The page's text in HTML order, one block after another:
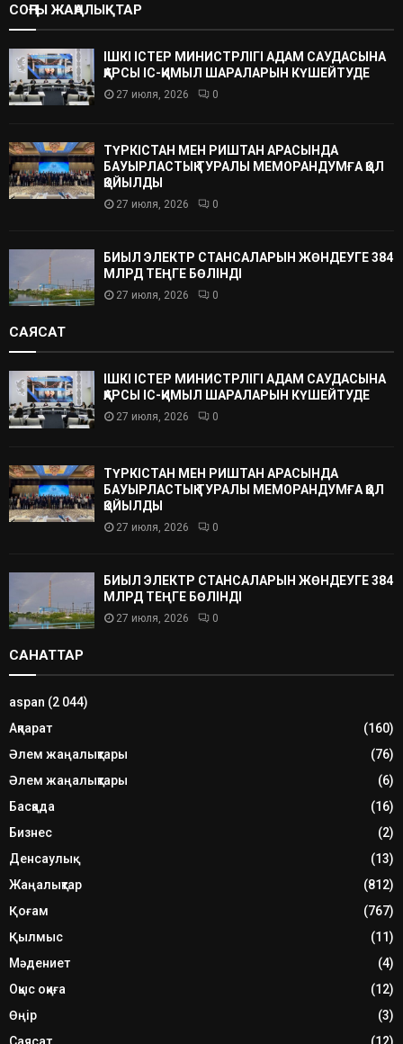
СОҢҒЫ ЖАҢАЛЫҚТАР
ІШКІ ІСТЕР МИНИСТРЛІГІ АДАМ САУДАСЫНА
ҚАРСЫ ІС-ҚИМЫЛ ШАРАЛАРЫН КҮШЕЙТУДЕ
27 июля, 2026 0
ТҮРКІСТАН МЕН РИШТАН АРАСЫНДА
БАУЫРЛАСТЫҚ ТУРАЛЫ МЕМОРАНДУМҒА ҚОЛ
ҚОЙЫЛДЫ
27 июля, 2026 0
БИЫЛ ЭЛЕКТР СТАНСАЛАРЫН ЖӨНДЕУГЕ 384
МЛРД ТЕҢГЕ БӨЛІНДІ
27 июля, 2026 0
САЯСАТ
ІШКІ ІСТЕР МИНИСТРЛІГІ АДАМ САУДАСЫНА
ҚАРСЫ ІС-ҚИМЫЛ ШАРАЛАРЫН КҮШЕЙТУДЕ
27 июля, 2026 0
ТҮРКІСТАН МЕН РИШТАН АРАСЫНДА
БАУЫРЛАСТЫҚ ТУРАЛЫ МЕМОРАНДУМҒА ҚОЛ
ҚОЙЫЛДЫ
27 июля, 2026 0
БИЫЛ ЭЛЕКТР СТАНСАЛАРЫН ЖӨНДЕУГЕ 384
МЛРД ТЕҢГЕ БӨЛІНДІ
27 июля, 2026 0
САНАТТАР
aspan (2 044)
Ақпарат
(160)
Әлем жаңалықтары
(76)
Әлем жаңалықтары
(6)
Басқада
(16)
Бизнес
(2)
Денсаулық
(13)
Жаңалықтар
(812)
Қоғам
(767)
Қылмыс
(11)
Мәдениет
(4)
Оқыс оқиға
(12)
Өңір
(3)